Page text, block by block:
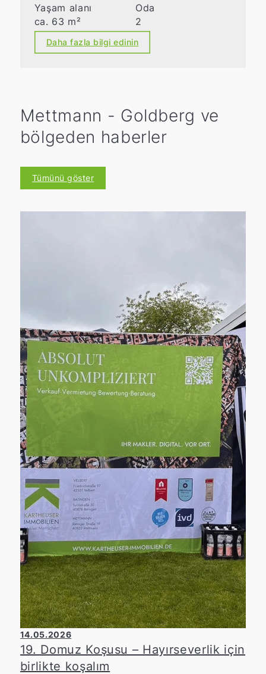
Yaşam alanı
ca. 63 m²
Oda
2
Daha fazla bilgi edinin
Mettmann - Goldberg ve
bölgeden haberler
Tümünü göster
14.05.2026
19. Domuz Koşusu – Hayırseverlik için
birlikte koşalım